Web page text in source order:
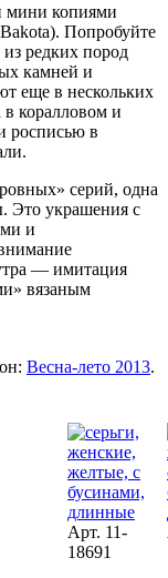
мини копиями
Попробуйте
редких пород
камней и
еще в нескольких
в коралловом и
росписью в
серий, одна
Это украшения с
и
— имитация
вязаным
Весна-лето 2013.
Арт. 11-
18691